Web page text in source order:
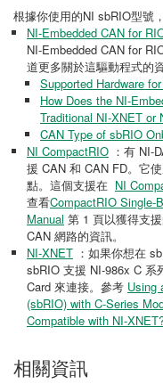
根據你使用的NI sbRIO型號
NI-Embedded CAN for
NI-Embedded CAN for
道更多關於這驅動程式的
Supported Hardware
How Does the NI-
Traditional NI-XNET or
CAN Type of sbRIO
NI CompactRIO ：有 NI-
援 CAN 和 CAN FD。它
點。這個支援在 NI
查看CompactRIO Single-
Manual 第 1 頁以獲得支
CAN 網路的資訊。
NI-XNET ：如果你想在
sbRIO 支援 NI-986x C 系
Card 來連接。參考 Using
(sbRIO) with C-Series
Compatible with NI-
相關資訊